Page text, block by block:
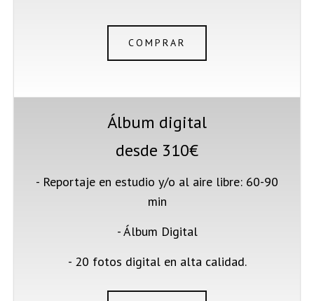
COMPRAR
Álbum digital
desde 310€
- Reportaje en estudio y/o al aire libre: 60-90
min
- Álbum Digital
- 20 fotos digital en alta calidad.